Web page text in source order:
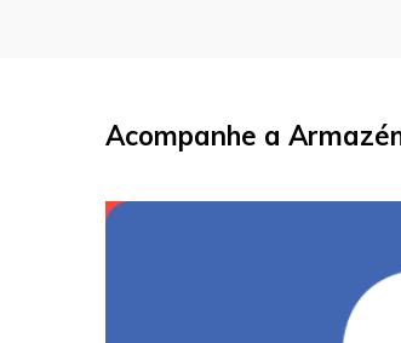
Acompanhe a